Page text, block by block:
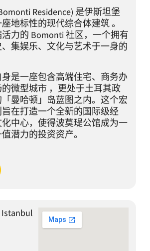
Residence) 是伊斯坦堡
地标性的现代综合体建筑 。
力的 Bomonti 社区，一个拥有
集娱乐、文化与艺术于一身的
是一座包含高端住宅、商务办
微型城市 ，更处于土耳其政
曼哈顿」岛蓝图之内。这个宏
在打造一个全新的国际级经
中心，使得波莫瑅公馆成为一
潜力的投资资产。